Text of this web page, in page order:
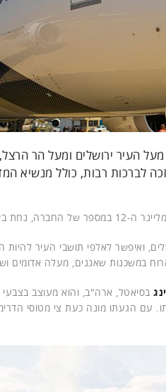
העיר ירושלים ומעל הר
לברכות רבות, כולל מנשיא
נחת בשבוע שעבר (ה') ב
ואיפשר לאלפי תושבי העיר להיות
במשכנות שאננים, מעלה אדומים
בסיאטל, ארה"ב, והוא מעוצב בצבעי